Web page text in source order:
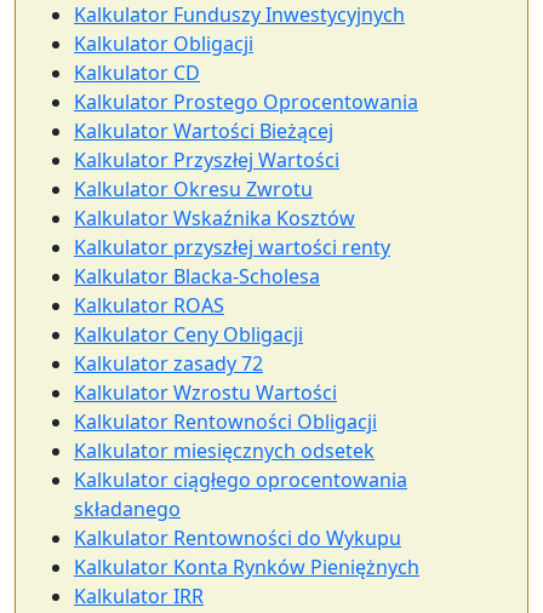
Kalkulator Funduszy Inwestycyjnych
Kalkulator Obligacji
Kalkulator CD
Kalkulator Prostego Oprocentowania
Kalkulator Wartości Bieżącej
Kalkulator Przyszłej Wartości
Kalkulator Okresu Zwrotu
Kalkulator Wskaźnika Kosztów
Kalkulator przyszłej wartości renty
Kalkulator Blacka-Scholesa
Kalkulator ROAS
Kalkulator Ceny Obligacji
Kalkulator zasady 72
Kalkulator Wzrostu Wartości
Kalkulator Rentowności Obligacji
Kalkulator miesięcznych odsetek
Kalkulator ciągłego oprocentowania
składanego
Kalkulator Rentowności do Wykupu
Kalkulator Konta Rynków Pieniężnych
Kalkulator IRR